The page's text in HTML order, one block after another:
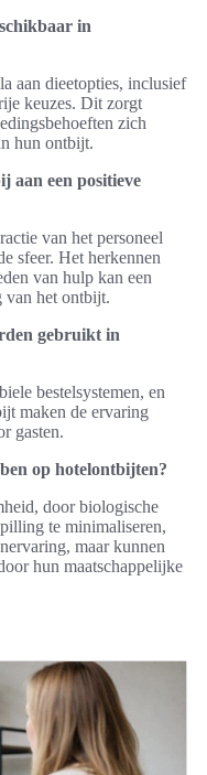
in
aan dieetopties, inclusief
keuzes. Dit zorgt
zich
hun ontbijt.
aan een positieve
van het personeel
sfeer. Het herkennen
van hulp kan een
van het ontbijt.
gebruikt in
bestelsystemen, en
maken de ervaring
gasten.
op hotelontbijten?
door biologische
te minimaliseren,
maar kunnen
hun maatschappelijke